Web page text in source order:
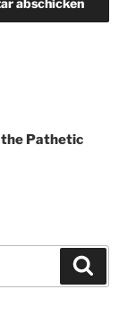
the Pathetic